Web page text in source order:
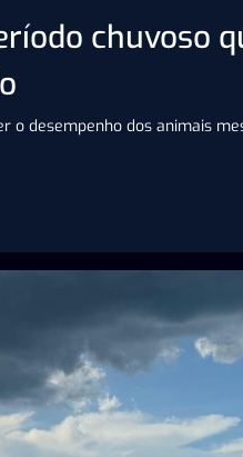
chuvoso
o desempenho dos animais